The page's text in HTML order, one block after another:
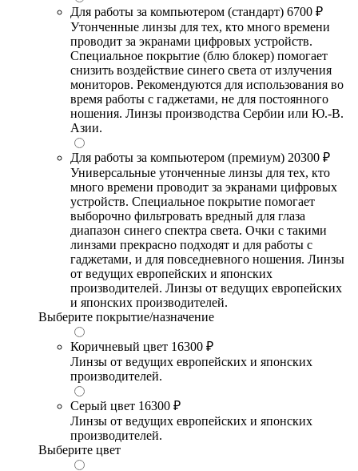
Для работы за компьютером (стандарт) 6700 ₽
Утонченные линзы для тех, кто много времени
проводит за экранами цифровых устройств.
Специальное покрытие (блю блокер) помогает
снизить воздействие синего света от излучения
мониторов. Рекомендуются для использования во
время работы с гаджетами, не для постоянного
ношения. Линзы производства Сербии или Ю.-В.
Азии.
Для работы за компьютером (премиум) 20300 ₽
Универсальные утонченные линзы для тех, кто
много времени проводит за экранами цифровых
устройств. Специальное покрытие помогает
выборочно фильтровать вредный для глаза
диапазон синего спектра света. Очки с такими
линзами прекрасно подходят и для работы с
гаджетами, и для повседневного ношения. Линзы
от ведущих европейских и японских
производителей. Линзы от ведущих европейских
и японских производителей.
Выберите покрытие/назначение
Коричневый цвет 16300 ₽
Линзы от ведущих европейских и японских
производителей.
Серый цвет 16300 ₽
Линзы от ведущих европейских и японских
производителей.
Выберите цвет